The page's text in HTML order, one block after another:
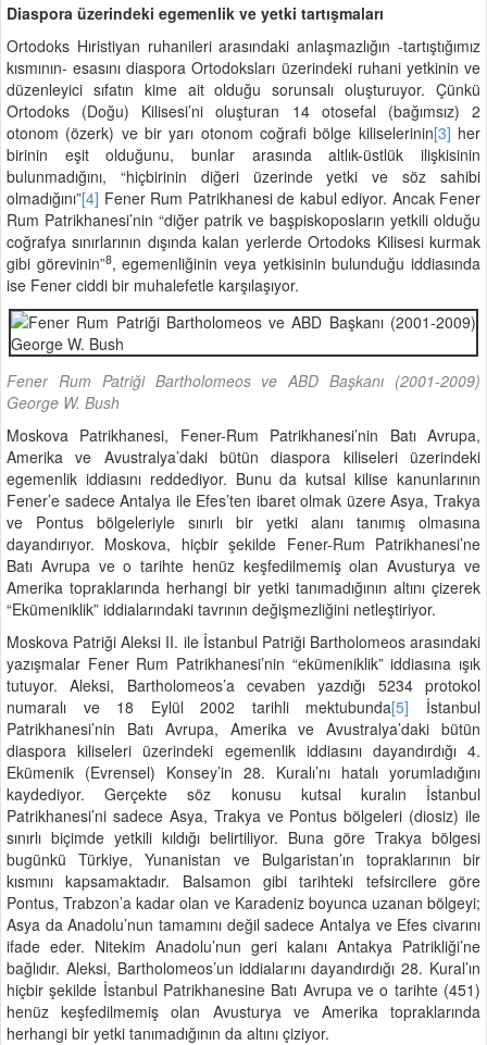
Diaspora üzerindeki egemenlik ve yetki tartışmaları
Ortodoks Hıristiyan ruhanileri arasındaki anlaşmazlığın -tartıştığımız
kısmının- esasını diaspora Ortodoksları üzerindeki ruhani yetkinin ve
düzenleyici sıfatın kime ait olduğu sorunsalı oluşturuyor. Çünkü
Ortodoks (Doğu) Kilisesi’ni oluşturan 14 otosefal (bağımsız) 2
otonom (özerk) ve bir yarı otonom coğrafi bölge kiliselerinin[3] her
birinin eşit olduğunu, bunlar arasında altlık-üstlük ilişkisinin
bulunmadığını, “hiçbirinin diğeri üzerinde yetki ve söz sahibi
olmadığını”[4] Fener Rum Patrikhanesi de kabul ediyor. Ancak Fener
Rum Patrikhanesi’nin “diğer patrik ve başpiskoposların yetkili olduğu
coğrafya sınırlarının dışında kalan yerlerde Ortodoks Kilisesi kurmak
gibi görevinin”8, egemenliğinin veya yetkisinin bulunduğu iddiasında
ise Fener ciddi bir muhalefetle karşılaşıyor.
Fener Rum Patriği Bartholomeos ve ABD Başkanı (2001-2009)
George W. Bush
Moskova Patrikhanesi, Fener-Rum Patrikhanesi’nin Batı Avrupa,
Amerika ve Avustralya’daki bütün diaspora kiliseleri üzerindeki
egemenlik iddiasını reddediyor. Bunu da kutsal kilise kanunlarının
Fener’e sadece Antalya ile Efes’ten ibaret olmak üzere Asya, Trakya
ve Pontus bölgeleriyle sınırlı bir yetki alanı tanımış olmasına
dayandırıyor. Moskova, hiçbir şekilde Fener-Rum Patrikhanesi’ne
Batı Avrupa ve o tarihte henüz keşfedilmemiş olan Avusturya ve
Amerika topraklarında herhangi bir yetki tanımadığının altını çizerek
“Ekümeniklik” iddialarındaki tavrının değişmezliğini netleştiriyor.
Moskova Patriği Aleksi II. ile İstanbul Patriği Bartholomeos arasındaki
yazışmalar Fener Rum Patrikhanesi’nin “ekümeniklik” iddiasına ışık
tutuyor. Aleksi, Bartholomeos’a cevaben yazdığı 5234 protokol
numaralı ve 18 Eylül 2002 tarihli mektubunda[5] İstanbul
Patrikhanesi’nin Batı Avrupa, Amerika ve Avustralya’daki bütün
diaspora kiliseleri üzerindeki egemenlik iddiasını dayandırdığı 4.
Ekümenik (Evrensel) Konsey’in 28. Kuralı’nı hatalı yorumladığını
kaydediyor. Gerçekte söz konusu kutsal kuralın İstanbul
Patrikhanesi’ni sadece Asya, Trakya ve Pontus bölgeleri (diosiz) ile
sınırlı biçimde yetkili kıldığı belirtiliyor. Buna göre Trakya bölgesi
bugünkü Türkiye, Yunanistan ve Bulgaristan’ın topraklarının bir
kısmını kapsamaktadır. Balsamon gibi tarihteki tefsircilere göre
Pontus, Trabzon’a kadar olan ve Karadeniz boyunca uzanan bölgeyi;
Asya da Anadolu’nun tamamını değil sadece Antalya ve Efes civarını
ifade eder. Nitekim Anadolu’nun geri kalanı Antakya Patrikliği’ne
bağlıdır. Aleksi, Bartholomeos’un iddialarını dayandırdığı 28. Kural’ın
hiçbir şekilde İstanbul Patrikhanesine Batı Avrupa ve o tarihte (451)
henüz keşfedilmemiş olan Avusturya ve Amerika topraklarında
herhangi bir yetki tanımadığının da altını çiziyor.